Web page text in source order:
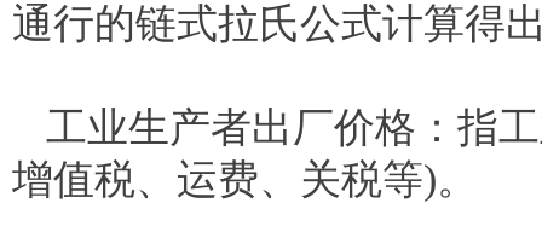
通行的链式拉氏公式计算得
工业生产者出厂价格：指
增值税、运费、关税等)。